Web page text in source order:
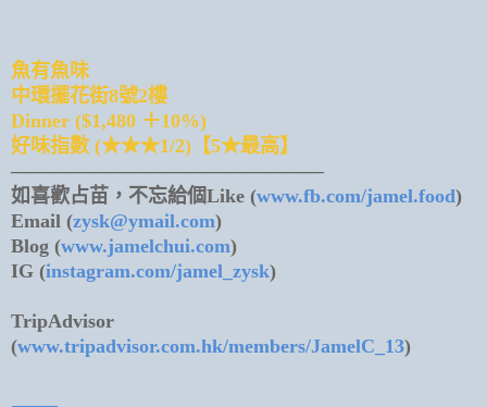
魚有魚味
中環擺花街8號2樓
Dinner ($1,480 ＋10%)
好味指數 (★★★1/2)【5★最高】
————————————————
如喜歡占苗，不忘給個Like (www.fb.com/jamel.food)
Email (zysk@ymail.com)
Blog (www.jamelchui.com)
IG (instagram.com/jamel_zysk)
TripAdvisor
(www.tripadvisor.com.hk/members/JamelC_13)